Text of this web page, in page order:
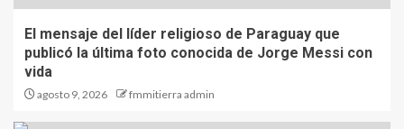
El mensaje del líder religioso de Paraguay que
publicó la última foto conocida de Jorge Messi con
vida
agosto 9, 2026 fmmitierra admin